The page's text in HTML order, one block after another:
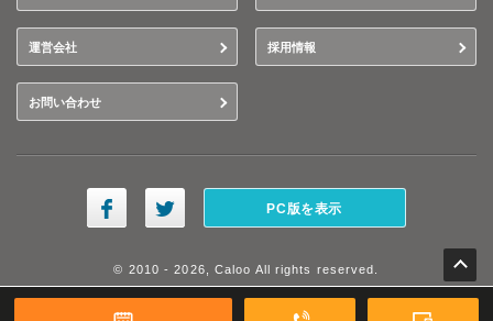
運営会社 採用情報
お問い合わせ
PC版を表示
© 2010 - 2026, Caloo All rights reserved.